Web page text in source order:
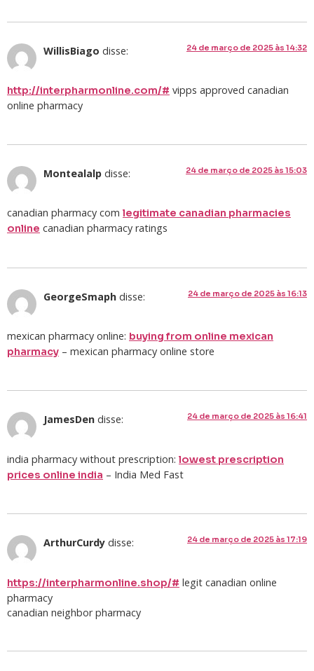
WillisBiago disse: 24 de março de 2025 às 14:32
http://interpharmonline.com/# vipps approved canadian
online pharmacy
Montealalp disse: 24 de março de 2025 às 15:03
canadian pharmacy com legitimate canadian pharmacies
online canadian pharmacy ratings
GeorgeSmaph disse: 24 de março de 2025 às 16:13
mexican pharmacy online: buying from online mexican
pharmacy – mexican pharmacy online store
JamesDen disse: 24 de março de 2025 às 16:41
india pharmacy without prescription: lowest prescription
prices online india – India Med Fast
ArthurCurdy disse: 24 de março de 2025 às 17:19
https://interpharmonline.shop/# legit canadian online
pharmacy
canadian neighbor pharmacy